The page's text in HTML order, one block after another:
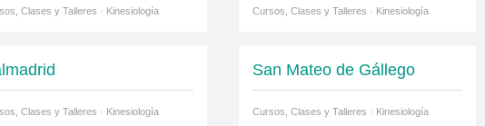
Clases y Talleres · Kinesiología Cursos, Clases y Talleres · Kinesiología
Clases y Talleres · Kinesiología
San Mateo de Gállego
Cursos, Clases y Talleres · Kinesiología